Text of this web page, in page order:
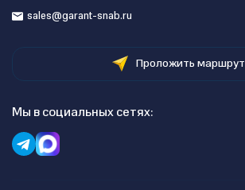
sales@garant-snab.ru
Проложить маршрут
Мы в социальных сетях: